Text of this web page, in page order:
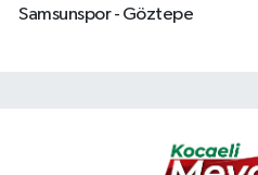
Samsunspor - Göztepe